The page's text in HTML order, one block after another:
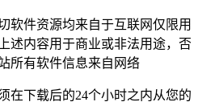
软件资源均来自于互联网仅限用
述内容用于商业或非法用途，否
所有软件信息来自网络
在下载后的24个小时之内从您的